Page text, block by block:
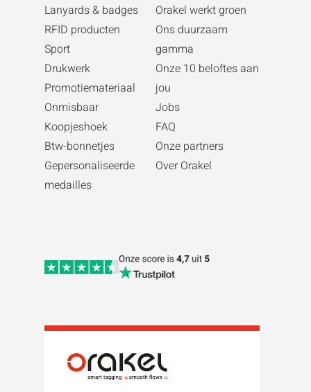
Lanyards & badges
RFID producten
Sport
Drukwerk
Promotiemateriaal
Onmisbaar
Koopjeshoek
Btw-bonnetjes
Gepersonaliseerde
medailles
Orakel werkt groen
Ons duurzaam
gamma
Onze 10 beloftes aan
jou
Jobs
FAQ
Onze partners
Over Orakel